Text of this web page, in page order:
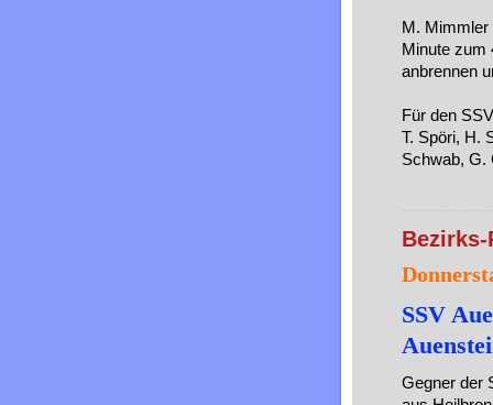
M. Mimmler
Minute zum
anbrennen
Für den
T. Spöri, H.
Schwab, G.
Bezirks-
SSV
Gegner der